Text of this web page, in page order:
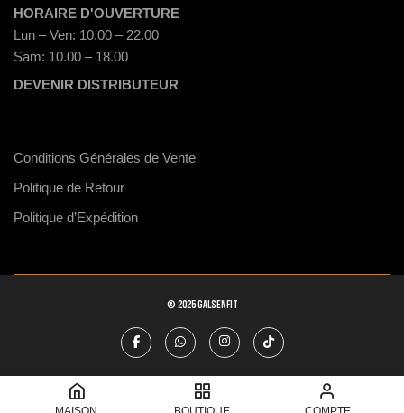
HORAIRE D'OUVERTURE
Lun – Ven: 10.00 – 22.00
Sam: 10.00 – 18.00
DEVENIR DISTRIBUTEUR
Conditions Générales de Vente
Politique de Retour
Politique d’Expédition
© 2025 GALSENFIT